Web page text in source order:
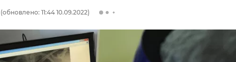
(обновлено: 11:44 10.09.2022)